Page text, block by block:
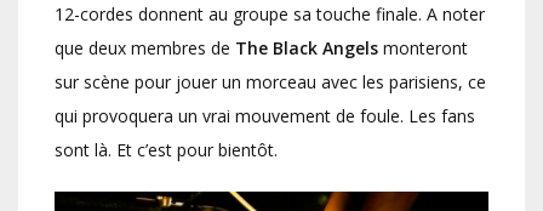
12-cordes donnent au groupe sa touche finale. A noter
que deux membres de The Black Angels monteront
sur scène pour jouer un morceau avec les parisiens, ce
qui provoquera un vrai mouvement de foule. Les fans
sont là. Et c’est pour bientôt.